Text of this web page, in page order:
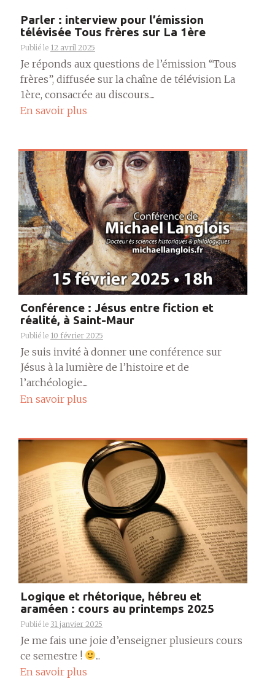
Parler : interview pour l’émission
télévisée Tous frères sur La 1ère
Publié le 12 avril 2025
Je réponds aux questions de l’émission “Tous
frères”, diffusée sur la chaîne de télévision La
1ère, consacrée au discours....
En savoir plus
Conférence : Jésus entre fiction et
réalité, à Saint-Maur
Publié le 10 février 2025
Je suis invité à donner une conférence sur
Jésus à la lumière de l’histoire et de
l’archéologie....
En savoir plus
Logique et rhétorique, hébreu et
araméen : cours au printemps 2025
Publié le 31 janvier 2025
Je me fais une joie d’enseigner plusieurs cours
ce semestre !
...
En savoir plus